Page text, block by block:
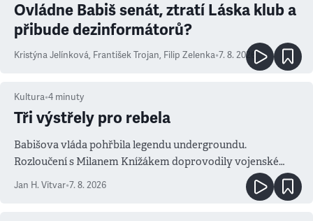
Ovládne Babiš senát, ztratí Láska klub a
přibude dezinformátorů?
Kristýna Jelínková, František Trojan, Filip Zelenka•7. 8. 2026
Kultura•4 minuty
Tři výstřely pro rebela
Babišova vláda pohřbila legendu undergroundu.
Rozloučení s Milanem Knížákem doprovodily vojenské
salvy i kritika pokrokářů
Jan H. Vitvar•7. 8. 2026